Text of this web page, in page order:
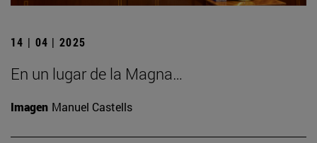
14 | 04 | 2025
En un lugar de la Magna…
Imagen Manuel Castells